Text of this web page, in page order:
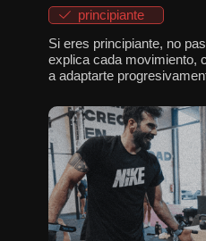
Si eres principiante, no
explica cada movimiento,
a adaptarte
principiante